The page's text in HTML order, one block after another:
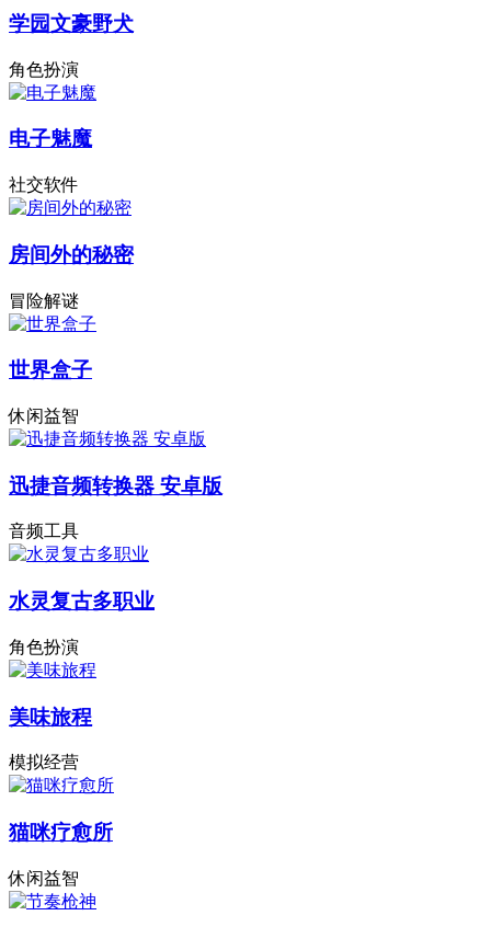
学园文豪野犬
角色扮演
电子魅魔
社交软件
房间外的秘密
冒险解谜
世界盒子
休闲益智
迅捷音频转换器 安卓版
音频工具
水灵复古多职业
角色扮演
美味旅程
模拟经营
猫咪疗愈所
休闲益智